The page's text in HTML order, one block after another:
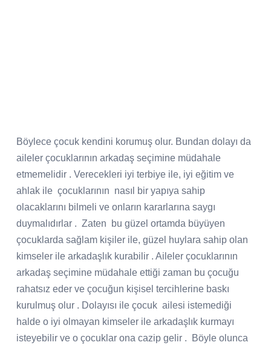
Böylece çocuk kendini korumuş olur. Bundan dolayı da
aileler çocuklarının arkadaş seçimine müdahale
etmemelidir . Verecekleri iyi terbiye ile, iyi eğitim ve
ahlak ile çocuklarının nasıl bir yapıya sahip
olacaklarını bilmeli ve onların kararlarına saygı
duymalıdırlar . Zaten
bu güzel ortamda büyüyen
çocuklarda sağlam kişiler ile, güzel huylara sahip olan
kimseler ile arkadaşlık kurabilir . Aileler çocuklarının
arkadaş seçimine müdahale ettiği zaman bu çocuğu
rahatsız eder ve çocuğun kişisel tercihlerine baskı
kurulmuş olur . Dolayısı ile çocuk ailesi istemediği
halde o iyi olmayan kimseler ile arkadaşlık kurmayı
isteyebilir ve o çocuklar ona cazip gelir .
Böyle olunca